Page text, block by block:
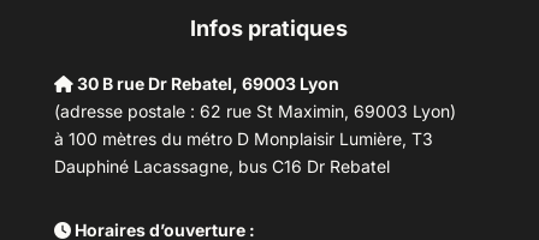
Infos pratiques
30 B rue Dr Rebatel, 69003 Lyon
(adresse postale : 62 rue St Maximin, 69003 Lyon)
à 100 mètres du métro D Monplaisir Lumière, T3
Dauphiné Lacassagne, bus C16 Dr Rebatel
Horaires d’ouverture :